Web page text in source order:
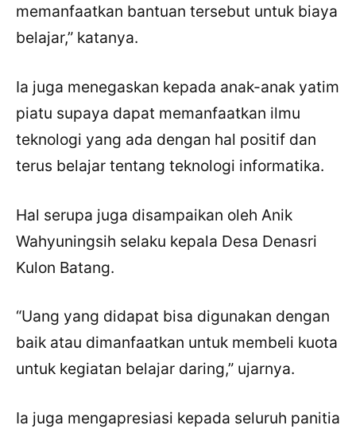
memanfaatkan bantuan tersebut untuk biaya
belajar,” katanya.
Ia juga menegaskan kepada anak-anak yatim
piatu supaya dapat memanfaatkan ilmu
teknologi yang ada dengan hal positif dan
terus belajar tentang teknologi informatika.
Hal serupa juga disampaikan oleh Anik
Wahyuningsih selaku kepala Desa Denasri
Kulon Batang.
“Uang yang didapat bisa digunakan dengan
baik atau dimanfaatkan untuk membeli kuota
untuk kegiatan belajar daring,” ujarnya.
Ia juga mengapresiasi kepada seluruh panitia